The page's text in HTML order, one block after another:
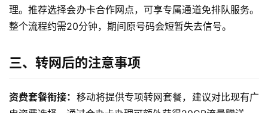
量
卡
宽
带
随
理。推荐选择会办卡合作网点，可享专属通道免排队服务。
整个流程约需20分钟，期间原号码会短暂失去信号。
三、转网后的注意事项
资费套餐衔接： 移动将提供专项转网套餐，建议对比现有广